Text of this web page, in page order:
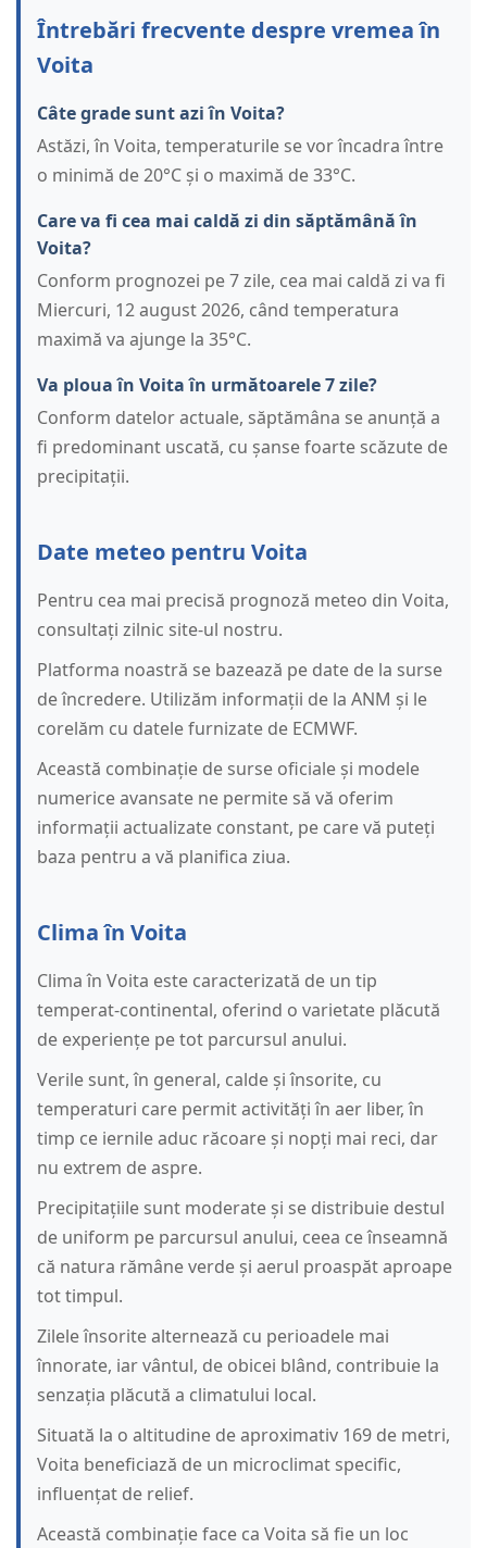
Întrebări frecvente despre vremea în
Voita
Câte grade sunt azi în Voita?
Astăzi, în Voita, temperaturile se vor încadra între
o minimă de 20°C și o maximă de 33°C.
Care va fi cea mai caldă zi din săptămână în
Voita?
Conform prognozei pe 7 zile, cea mai caldă zi va fi
Miercuri, 12 august 2026, când temperatura
maximă va ajunge la 35°C.
Va ploua în Voita în următoarele 7 zile?
Conform datelor actuale, săptămâna se anunță a
fi predominant uscată, cu șanse foarte scăzute de
precipitații.
Date meteo pentru Voita
Pentru cea mai precisă prognoză meteo din Voita,
consultați zilnic site-ul nostru.
Platforma noastră se bazează pe date de la surse
de încredere. Utilizăm informații de la ANM și le
corelăm cu datele furnizate de ECMWF.
Această combinație de surse oficiale și modele
numerice avansate ne permite să vă oferim
informații actualizate constant, pe care vă puteți
baza pentru a vă planifica ziua.
Clima în Voita
Clima în Voita este caracterizată de un tip
temperat-continental, oferind o varietate plăcută
de experiențe pe tot parcursul anului.
Verile sunt, în general, calde și însorite, cu
temperaturi care permit activități în aer liber, în
timp ce iernile aduc răcoare și nopți mai reci, dar
nu extrem de aspre.
Precipitațiile sunt moderate și se distribuie destul
de uniform pe parcursul anului, ceea ce înseamnă
că natura rămâne verde și aerul proaspăt aproape
tot timpul.
Zilele însorite alternează cu perioadele mai
înnorate, iar vântul, de obicei blând, contribuie la
senzația plăcută a climatului local.
Situată la o altitudine de aproximativ 169 de metri,
Voita beneficiază de un microclimat specific,
influențat de relief.
Această combinație face ca Voita să fie un loc